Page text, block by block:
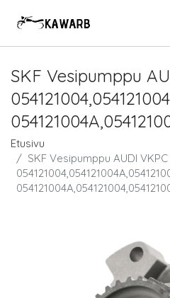
SKF Vesipumppu
Etusivu
SKF Vesipumppu AUDI VKPC